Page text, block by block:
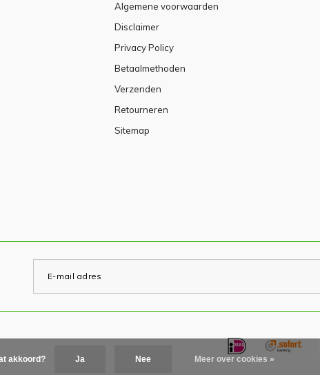
Algemene voorwaarden
Disclaimer
Privacy Policy
Betaalmethoden
Verzenden
Retourneren
Sitemap
akkoord? Ja Nee Meer over cookies »